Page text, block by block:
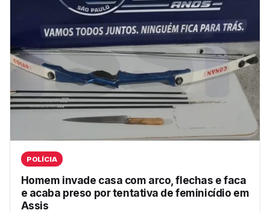
POLÍCIA
Homem invade casa com arco, flechas e faca
e acaba preso por tentativa de feminicídio em
Assis